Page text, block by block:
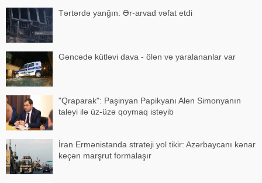
Tərtərdə yanğın: Ər-arvad vəfat etdi
Gəncədə kütləvi dava - ölən və yaralananlar var
"Qraparak": Paşinyan Papikyanı Alen Simonyanın
taleyi ilə üz-üzə qoymaq istəyib
İran Ermənistanda strateji yol tikir: Azərbaycanı kənar
keçən marşrut formalaşır